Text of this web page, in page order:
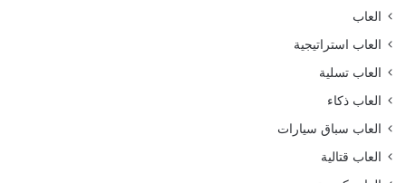
العاب
العاب استراتيجية
العاب تسلية
العاب ذكاء
العاب سباق سيارات
العاب قتالية